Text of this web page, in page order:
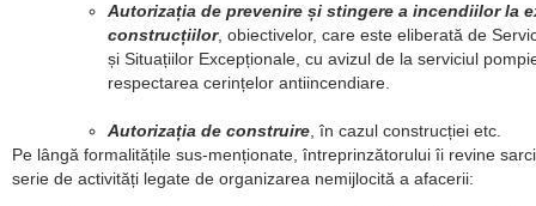
Autorizația de prevenire și stingere a incendiilor la
construcțiilor, obiectivelor, care este eliberată de
și Situațiilor Excepționale, cu avizul de la serviciul
respectarea cerințelor antiincendiare.
Autorizația de construire, în cazul construcției etc.
Pe lângă formalitățile sus-menționate, întreprinzătorului îi revine
serie de activități legate de organizarea nemijlocită a afacerii: